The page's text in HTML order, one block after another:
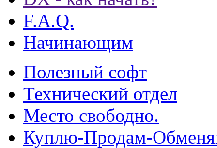
F.A.Q.
Начинающим
Полезный софт
Технический отдел
Место свободно.
Куплю-Продам-